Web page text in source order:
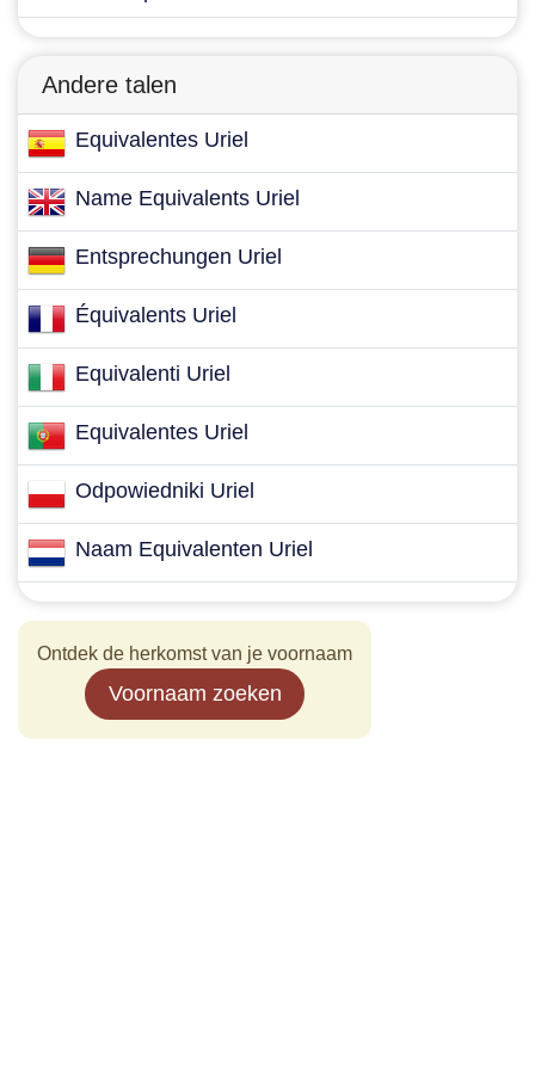
Andere talen
Equivalentes Uriel
Name Equivalents Uriel
Entsprechungen Uriel
Équivalents Uriel
Equivalenti Uriel
Equivalentes Uriel
Odpowiedniki Uriel
Naam Equivalenten Uriel
Ontdek de herkomst van je voornaam
Voornaam zoeken